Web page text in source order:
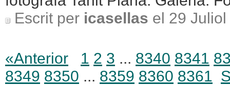
Escrit per icasellas el 29
«Anterior 1 2 3 ... 8340 8341
8349 8350 ... 8359 8360 8361